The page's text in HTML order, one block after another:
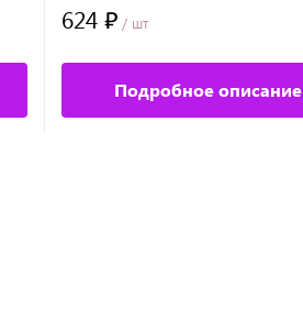
624 ₽ / шт
Подробное описание